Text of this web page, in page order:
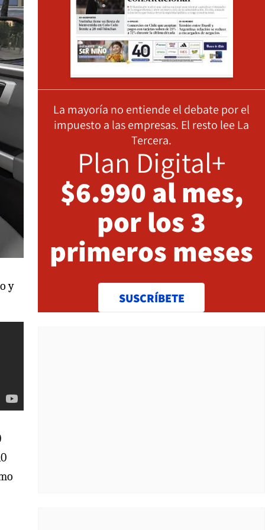
y
La mayoría no entiende el debate por el
impuesto a las empresas. El resto lee La
Tercera.
Plan Digital+
$6.990 al mes,
por los 3
primeros meses
SUSCRÍBETE